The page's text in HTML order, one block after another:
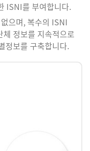
ISNI를 부여합니다.
으며, 복수의 ISNI
정보를 지속적으로
정보를 구축합니다.